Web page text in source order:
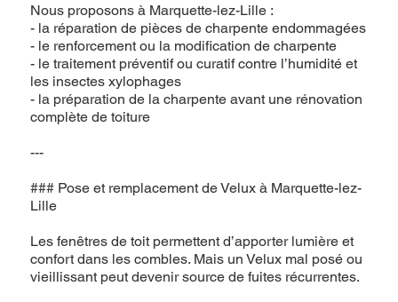
Nous proposons à Marquette-lez-Lille :
- la réparation de pièces de charpente endommagées
- le renforcement ou la modification de charpente
- le traitement préventif ou curatif contre l’humidité et
les insectes xylophages
- la préparation de la charpente avant une rénovation
complète de toiture
---
### Pose et remplacement de Velux à Marquette-lez-
Lille
Les fenêtres de toit permettent d’apporter lumière et
confort dans les combles. Mais un Velux mal posé ou
vieillissant peut devenir source de fuites récurrentes.